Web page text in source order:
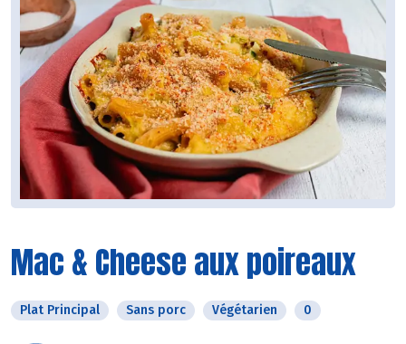
Mac & Cheese aux poireaux
Plat Principal Sans porc Végétarien 0